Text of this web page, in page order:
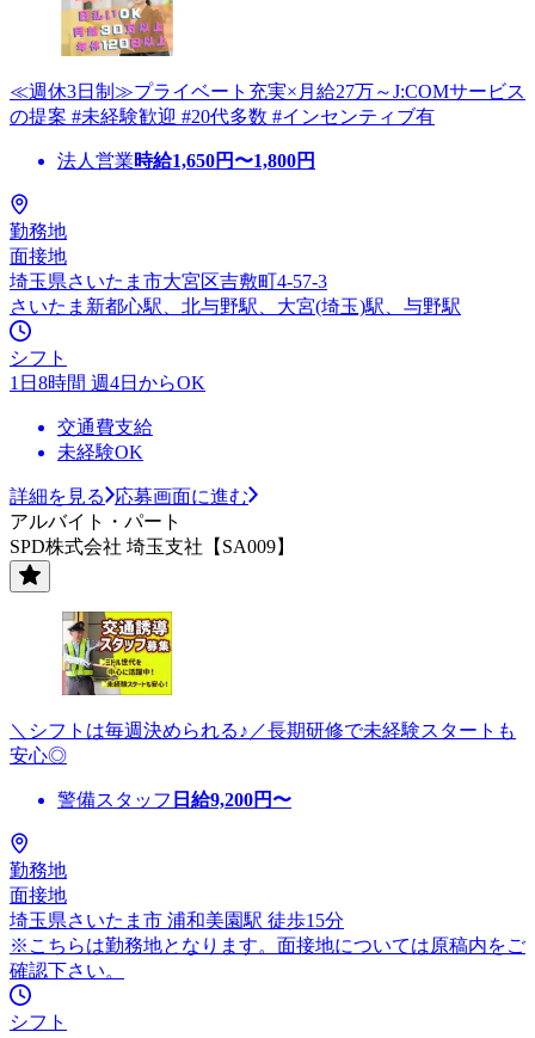
≪週休3日制≫プライベート充実×月給27万～J:COMサービス
の提案 #未経験歓迎 #20代多数 #インセンティブ有
法人営業時給1,650円〜1,800円
勤務地
面接地
埼玉県さいたま市大宮区吉敷町4-57-3
さいたま新都心駅、北与野駅、大宮(埼玉)駅、与野駅
シフト
1日8時間 週4日からOK
交通費支給
未経験OK
詳細を見る
応募画面に進む
アルバイト・パート
SPD株式会社 埼玉支社【SA009】
＼シフトは毎週決められる♪／長期研修で未経験スタートも
安心◎
警備スタッフ 日給9,200円〜
勤務地
面接地
埼玉県さいたま市 浦和美園駅 徒歩15分
※こちらは勤務地となります。面接地については原稿内をご
確認下さい。
シフト